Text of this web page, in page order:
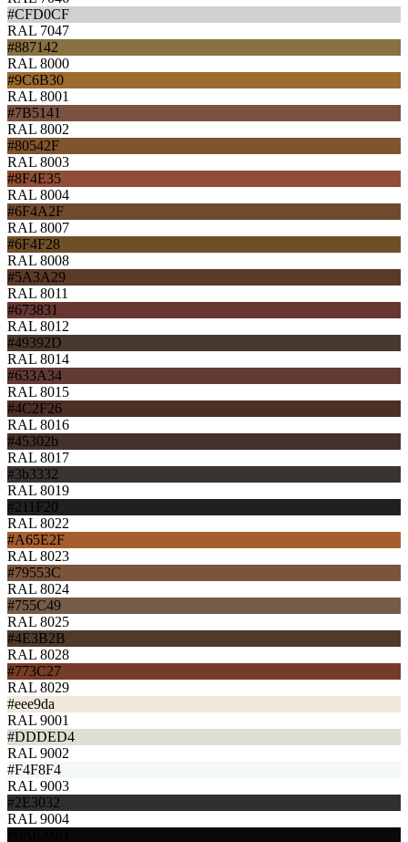
#CFD0CF
RAL 7047
#887142
RAL 8000
#9C6B30
RAL 8001
#7B5141
RAL 8002
#80542F
RAL 8003
#8F4E35
RAL 8004
#6F4A2F
RAL 8007
#6F4F28
RAL 8008
#5A3A29
RAL 8011
#673831
RAL 8012
#49392D
RAL 8014
#633A34
RAL 8015
#4C2F26
RAL 8016
#45302b
RAL 8017
#3b3332
RAL 8019
#211F20
RAL 8022
#A65E2F
RAL 8023
#79553C
RAL 8024
#755C49
RAL 8025
#4E3B2B
RAL 8028
#773C27
RAL 8029
#eee9da
RAL 9001
#DDDED4
RAL 9002
#F4F8F4
RAL 9003
#2E3032
RAL 9004